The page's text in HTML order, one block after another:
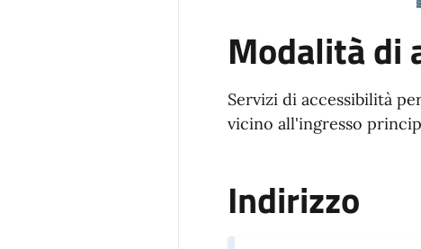
Modalità di
Servizi di accessibilità
vicino all'ingresso
Indirizzo